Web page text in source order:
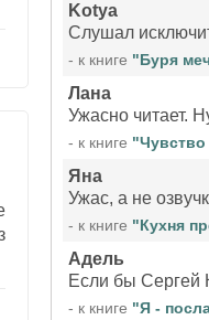
Kotya
- к книге "Буря
Лана
- к книге
Яна
- к книге "Кухня
Адель
- к книге "Я -